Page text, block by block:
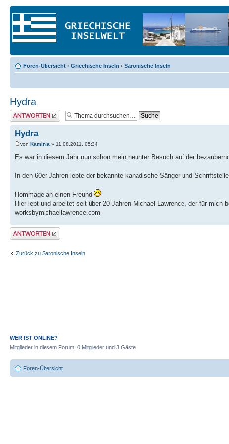
Foren-Übersicht ‹ Griechische Inseln ‹ Saronische Inseln
Hydra
Antwort erstellen
Hydra
von Kaminia » 11.08.2011, 05:34
Es war in diesem Jahr nun schon mein neunter Besuch auf der
In den 60er Jahren lebte der bekannte kanadische Sänger und
Hommage an einen Freund
Hier lebt und arbeitet seit über 20 Jahren Michael Lawrence, der für mich
worksbymichaellawrence.com
Antwort erstellen
Zurück zu Saronische Inseln
WER IST ONLINE?
Mitglieder in diesem Forum: 0 Mitglieder und 3 Gäste
Foren-Übersicht